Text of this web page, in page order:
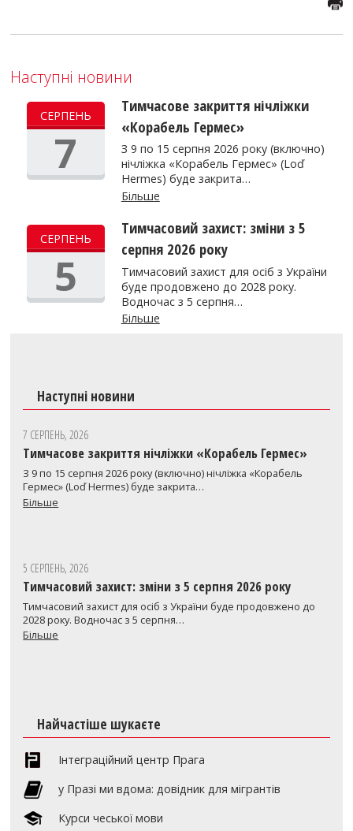
Наступні новини
СЕРПЕНЬ
7
Тимчасове закриття нічліжки
«Корабель Гермес»
З 9 по 15 серпня 2026 року (включно)
нічліжка «Корабель Гермес» (Loď
Hermes) буде закрита…
Більше
СЕРПЕНЬ
5
Тимчасовий захист: зміни з 5
серпня 2026 року
Тимчасовий захист для осіб з України
буде продовжено до 2028 року.
Водночас з 5 серпня…
Більше
Наступні новини
7 СЕРПЕНЬ, 2026
Тимчасове закриття нічліжки «Корабель Гермес»
З 9 по 15 серпня 2026 року (включно) нічліжка «Корабель
Гермес» (Loď Hermes) буде закрита…
Більше
5 СЕРПЕНЬ, 2026
Тимчасовий захист: зміни з 5 серпня 2026 року
Тимчасовий захист для осіб з України буде продовжено до
2028 року. Водночас з 5 серпня…
Більше
Найчастіше шукаєте
Інтеграційний центр Прага
y Празі ми вдома: довідник для мігрантів
Курси чеської мови